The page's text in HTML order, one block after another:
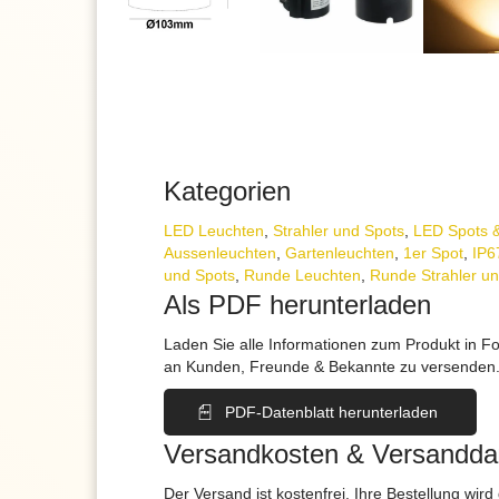
Kategorien
LED Leuchten, Strahler und Spots, LED Spots
Aussenleuchten, Gartenleuchten, 1er Spot,
und Spots, Runde Leuchten, Runde Strahler
Als PDF herunterladen
Laden Sie alle Informationen zum Produkt in
an Kunden, Freunde & Bekannte zu versenden.
PDF-Datenblatt herunterladen
Versandkosten &
Der Versand ist kostenfrei. Ihre Bestellung